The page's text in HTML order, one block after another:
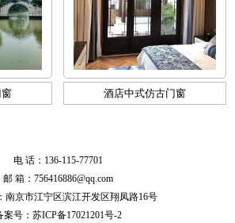
酒店中式仿古门窗
电 话：136-115-77701
邮 箱：756416886@qq.com
南京市江宁区滨江开发区翔凤路16号
案号： 苏ICP备17021201号-2